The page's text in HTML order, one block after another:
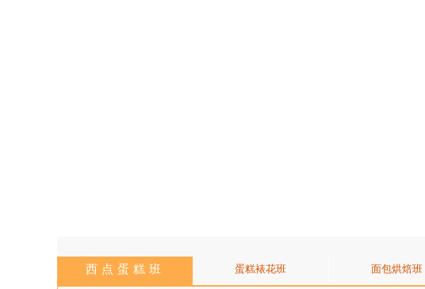
西点蛋糕班 蛋糕裱花班 面包烘焙班